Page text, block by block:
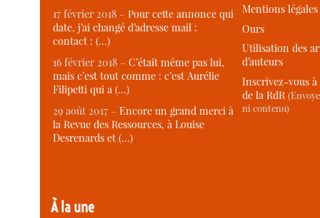
17 février 2018 –Pour cette annonce qui
date, j’ai changé d’adresse mail :
contact : (…)
16 février 2018 –C’était même pas lui,
mais c’est tout comme : c’est Aurélie
Filipetti qui a (…)
29 août 2017 –Encore un grand merci à
la Revue des Ressources, à Louise
Desrenards et (…)
À la une
Mentions légales
Ours
Utilisation des
d’auteurs
Inscrivez-vous
de la RdR
ni contenu)